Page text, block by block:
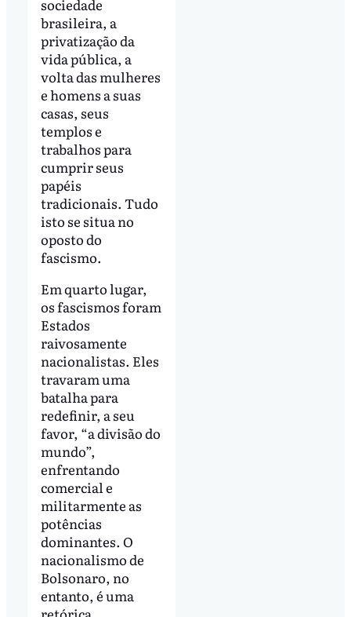
sociedade
brasileira, a
privatização da
vida pública, a
volta das mulheres
e homens a suas
casas, seus
templos e
trabalhos para
cumprir seus
papéis
tradicionais. Tudo
isto se situa no
oposto do
fascismo.
Em quarto lugar,
os fascismos foram
Estados
raivosamente
nacionalistas. Eles
travaram uma
batalha para
redefinir, a seu
favor, “a divisão do
mundo”,
enfrentando
comercial e
militarmente as
potências
dominantes. O
nacionalismo de
Bolsonaro, no
entanto, é uma